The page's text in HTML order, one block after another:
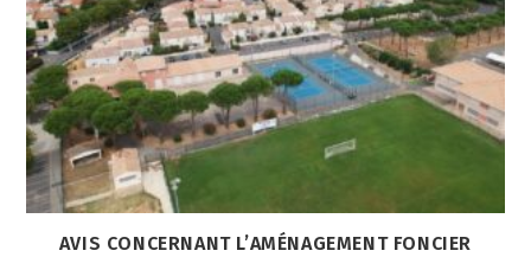
AVIS CONCERNANT L’AMÉNAGEMENT FONCIER